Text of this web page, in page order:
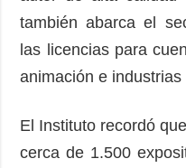
también abarca el
las licencias para
animación e industrias
El Instituto recordó
cerca de 1.500